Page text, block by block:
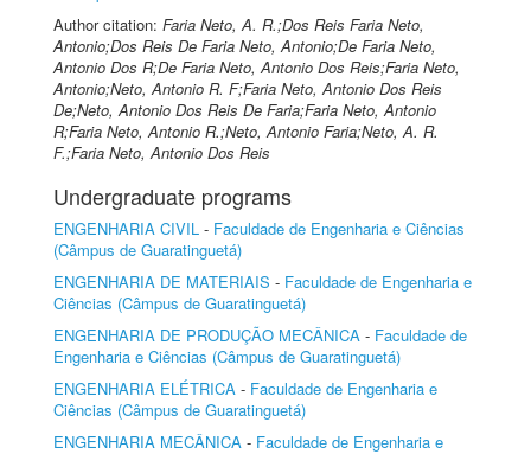
Author citation: Faria Neto, A. R.;Dos Reis Faria Neto,
Antonio;Dos Reis De Faria Neto, Antonio;De Faria Neto,
Antonio Dos R;De Faria Neto, Antonio Dos Reis;Faria Neto,
Antonio;Neto, Antonio R. F;Faria Neto, Antonio Dos Reis
De;Neto, Antonio Dos Reis De Faria;Faria Neto, Antonio
R;Faria Neto, Antonio R.;Neto, Antonio Faria;Neto, A. R.
F.;Faria Neto, Antonio Dos Reis
Undergraduate programs
ENGENHARIA CIVIL - Faculdade de Engenharia e Ciências
(Câmpus de Guaratinguetá)
ENGENHARIA DE MATERIAIS - Faculdade de Engenharia e
Ciências (Câmpus de Guaratinguetá)
ENGENHARIA DE PRODUÇÃO MECÂNICA - Faculdade de
Engenharia e Ciências (Câmpus de Guaratinguetá)
ENGENHARIA ELÉTRICA - Faculdade de Engenharia e
Ciências (Câmpus de Guaratinguetá)
ENGENHARIA MECÂNICA - Faculdade de Engenharia e